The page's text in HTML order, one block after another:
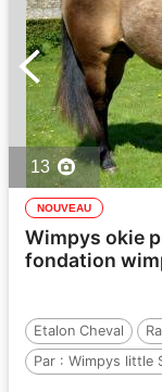
13
NOUVEAU
Wimpys okie
fondation
Etalon Cheval
Par : Wimpys little